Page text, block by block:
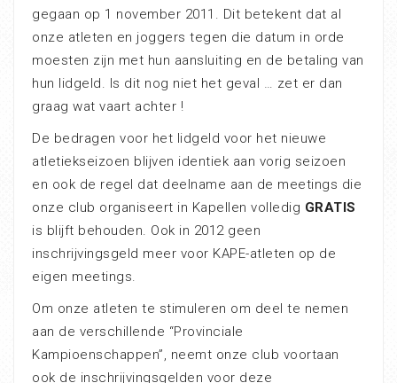
gegaan op 1 november 2011. Dit betekent dat al
onze atleten en joggers tegen die datum in orde
moesten zijn met hun aansluiting en de betaling van
hun lidgeld. Is dit nog niet het geval … zet er dan
graag wat vaart achter !
De bedragen voor het lidgeld voor het nieuwe
atletiekseizoen blijven identiek aan vorig seizoen
en ook de regel dat deelname aan de meetings die
onze club organiseert in Kapellen volledig GRATIS
is blijft behouden. Ook in 2012 geen
inschrijvingsgeld meer voor KAPE-atleten op de
eigen meetings.
Om onze atleten te stimuleren om deel te nemen
aan de verschillende “Provinciale
Kampioenschappen”, neemt onze club voortaan
ook de inschrijvingsgelden voor deze